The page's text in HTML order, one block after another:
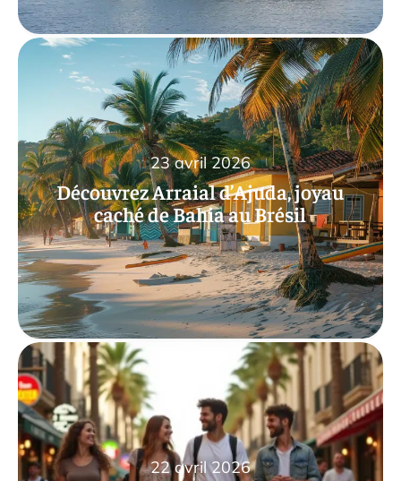
Découvrez Arraial d’Ajuda, joyau
caché de Bahia au Brésil
23 avril 2026
22 avril 2026